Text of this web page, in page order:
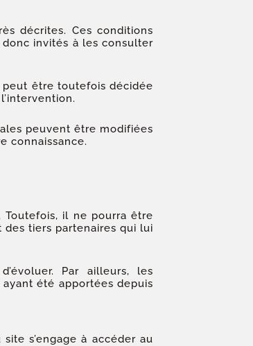
décrites. Ces conditions
invités à les consulter
être toutefois décidée
peuvent être modifiées
connaissance.
il ne pourra être
des tiers partenaires qui lui
Par ailleurs, les
été apportées depuis
s’engage à accéder au